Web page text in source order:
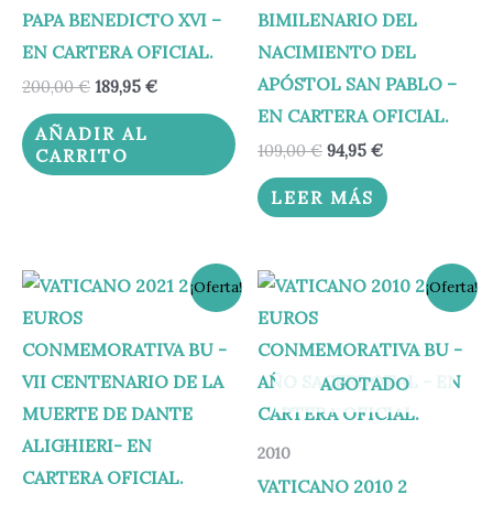
PAPA BENEDICTO XVI –
EN CARTERA OFICIAL.
200,00€ 189,95 €
AÑADIR AL
CARRITO
BIMILENARIO DEL
NACIMIENTO DEL
APÓSTOL SAN PABLO –
EN CARTERA OFICIAL.
109,00€ 94,95 €
LEER MÁS
¡Oferta!
El
precio
original
era:
39,00 €.
El
precio
es:
35,00 €.
¡Oferta!
AGOTADO
2010
VATICANO 2010 2
El
precio
era:
69,00 €.
El
precio
es:
58,95 €.